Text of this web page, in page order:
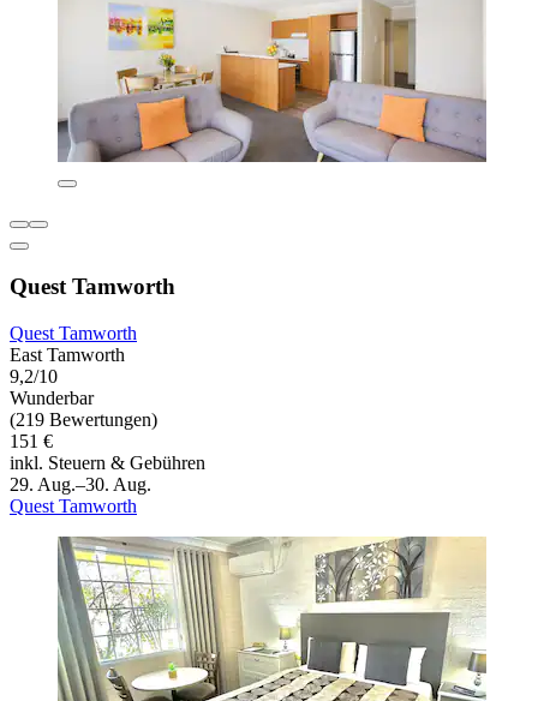
Quest Tamworth
Quest Tamworth
East Tamworth
9,2/10
Wunderbar
(219 Bewertungen)
151 €
inkl. Steuern & Gebühren
29. Aug.–30. Aug.
Quest Tamworth